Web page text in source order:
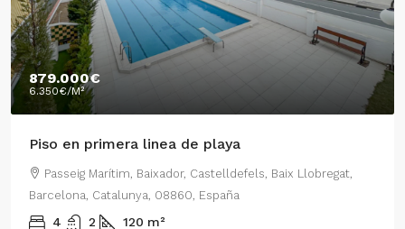
879.000€
6.350€/M²
Piso en primera linea de playa
Passeig Marítim, Baixador, Castelldefels, Baix Llobregat,
Barcelona, Catalunya, 08860, España
4 2 120 m²